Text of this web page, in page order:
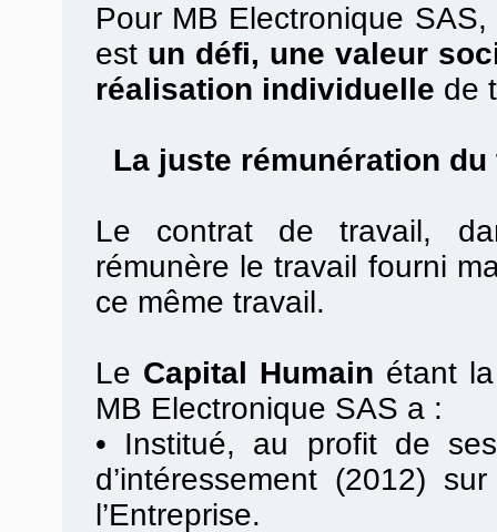
Pour MB Electronique
est un défi, une valeur
réalisation individuelle de
La juste rémunération
Le contrat de travail,
rémunère le travail fourni
ce même travail.
Le Capital Humain étant
MB Electronique SAS a :
• Institué, au profit de
d’intéressement (2012)
l’Entreprise.